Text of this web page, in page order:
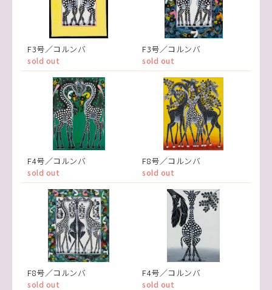
F3号／コルンバ
sold out
F3号／コルンバ
sold out
F4号／コルンバ
sold out
F8号／コルンバ
sold out
F8号／コルンバ
sold out
F4号／コルンバ
sold out